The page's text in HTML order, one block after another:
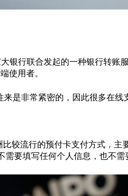
银行联合发起的一种银行转账
使用者。
来是非常紧密的，因此很多在线
比较流行的预付卡支付方式，主
需要填写任何个人信息，也不需